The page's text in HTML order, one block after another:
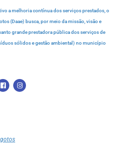
a melhoria contínua dos serviços prestados, o
(Daae) busca, por meio da missão, visão e
grande prestadora pública dos serviços de
sólidos e gestão ambiental) no município